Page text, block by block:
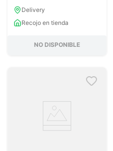
Delivery
Recojo en tienda
NO DISPONIBLE